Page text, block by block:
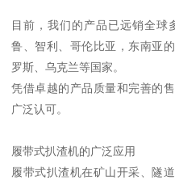
目前，我们的产品已远销全球
鲁、智利、哥伦比亚，东南亚
罗斯、乌克兰等国家。
凭借卓越的产品质量和完善的
广泛认可。
履带式扒渣机的广泛应用
履带式扒渣机在矿山开采、隧